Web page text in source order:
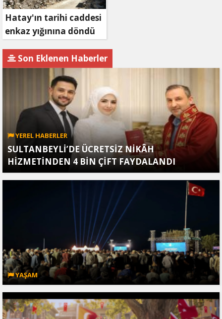
Hatay'ın tarihi caddesi
enkaz yığınına döndü
Son Eklenen Haberler
YEREL HABERLER
SULTANBEYLİ’DE ÜCRETSİZ NİKÂH
HİZMETİNDEN 4 BİN ÇİFT FAYDALANDI
YAŞAM